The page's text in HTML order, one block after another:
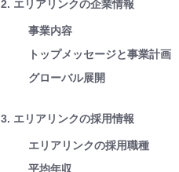
2. エリアリンクの企業情報
事業内容
トップメッセージと事業計画
グローバル展開
3. エリアリンクの採用情報
エリアリンクの採用職種
平均年収